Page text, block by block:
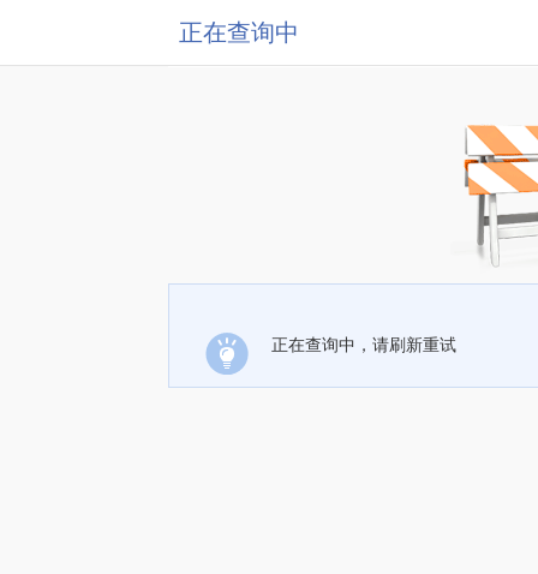
正在查询中
正在查询中，请刷新重试